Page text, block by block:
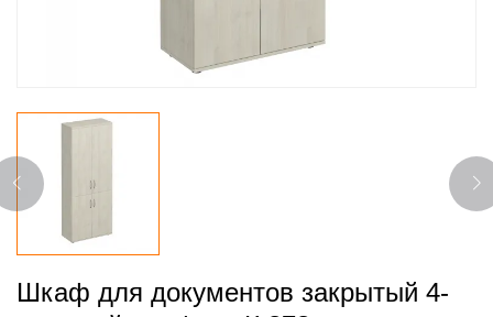
Шкаф для документов закрытый 4-